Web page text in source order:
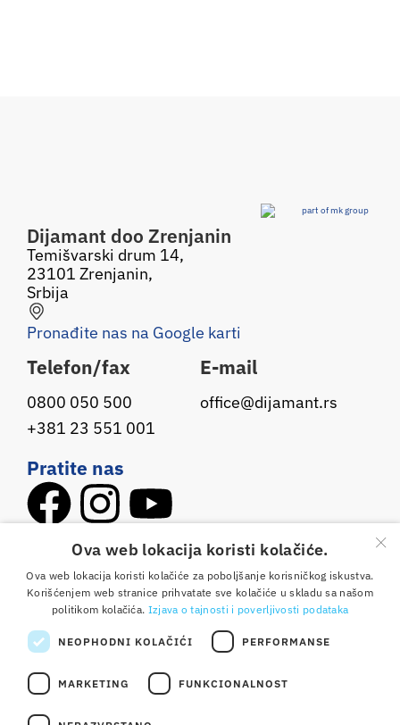
Dijamant doo Zrenjanin
Temišvarski drum 14,
23101 Zrenjanin,
Srbija
Pronađite nas na Google karti
Telefon/fax
0800 050 500
+381 23 551 001
E-mail
office@dijamant.rs
Pratite nas
Copyright © 2025 Dijamant doo Zrenjanin. Sva prava
pridržana. Izrada:weblogic
Osnovni podaci
Opšte odredbe i uslovi korišćenja
Izjava o tajnosti i poverljivosti podataka
Etički kodeks
×
Ova web lokacija koristi kolačiće.
Ova web lokacija koristi kolačiće za poboljšanje korisničkog iskustva.
Korišćenjem web stranice prihvatate sve kolačiće u skladu sa našom
politikom kolačića. Izjava o tajnosti i poverljivosti podataka
NEOPHODNI KOLAČIĆI PERFORMANSE
MARKETING FUNKCIONALNOST